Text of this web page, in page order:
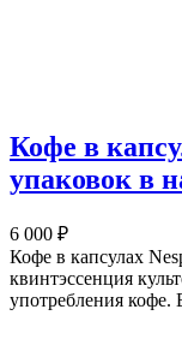
Кофе в
упаковок в
6 000 ₽
Кофе в капсулах
квинтэссенция
употребления кофе.